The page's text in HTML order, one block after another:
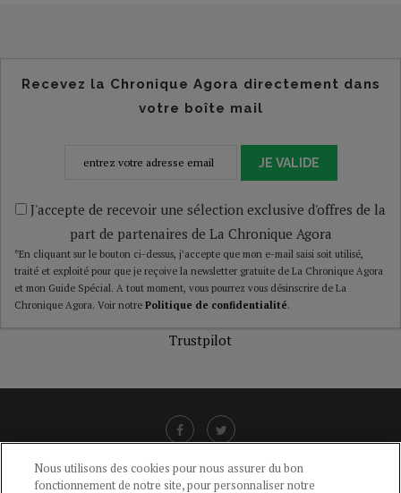
Recevez la Chronique Agora directement dans
votre boîte mail
JE VALIDE
J'accepte de recevoir une sélection exclusive d'offres de la
part de partenaires de La Chronique Agora
*En cliquant sur le bouton ci-dessus, j’accepte que mon e-mail saisi soit utilisé,
traité et exploité pour que je reçoive la newsletter gratuite de La Chronique Agora
et mon Guide Spécial. A tout moment, vous pourrez vous désinscrire de La
Chronique Agora. Voir notre Politique de confidentialité.
Trustpilot
Nous utilisons des cookies pour nous assurer du bon
fonctionnement de notre site, pour personnaliser notre